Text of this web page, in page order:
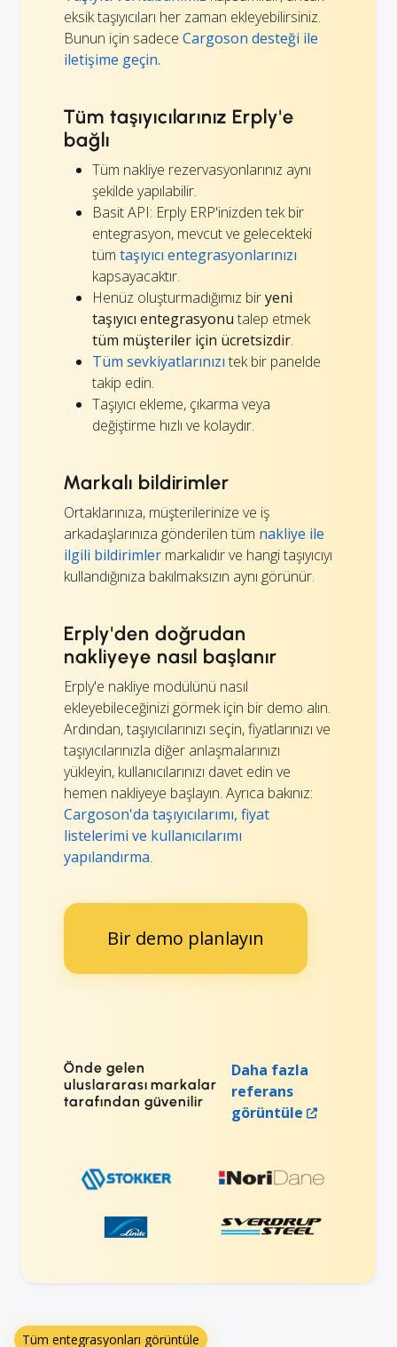
eksik taşıyıcıları her zaman ekleyebilirsiniz.
Bunun için sadece Cargoson desteği ile
iletişime geçin.
Tüm taşıyıcılarınız Erply'e
bağlı
Tüm nakliye rezervasyonlarınız aynı
şekilde yapılabilir.
Basit API: Erply ERP'inizden tek bir
entegrasyon, mevcut ve gelecekteki
tüm taşıyıcı entegrasyonlarınızı
kapsayacaktır.
Henüz oluşturmadığımız biryeni
taşıyıcı entegrasyonu talep etmek
tüm müşteriler için ücretsizdir.
Tüm sevkiyatlarınızı tek bir panelde
takip edin.
Taşıyıcı ekleme, çıkarma veya
değiştirme hızlı ve kolaydır.
Markalı bildirimler
Ortaklarınıza, müşterilerinize ve iş
arkadaşlarınıza gönderilen tüm nakliye ile
ilgili bildirimler markalıdır ve hangi taşıyıcıyı
kullandığınıza bakılmaksızın aynı görünür.
Erply'den doğrudan
nakliyeye nasıl başlanır
Erply'e nakliye modülünü nasıl
ekleyebileceğinizi görmek için bir demo alın.
Ardından, taşıyıcılarınızı seçin, fiyatlarınızı ve
taşıyıcılarınızla diğer anlaşmalarınızı
yükleyin, kullanıcılarınızı davet edin ve
hemen nakliyeye başlayın. Ayrıca bakınız:
Cargoson'da taşıyıcılarımı, fiyat
listelerimi ve kullanıcılarımı
yapılandırma.
Bir demo planlayın
Önde gelen
uluslararası markalar
tarafından güvenilir
Daha fazla
referans
görüntüle
Tüm entegrasyonları görüntüle